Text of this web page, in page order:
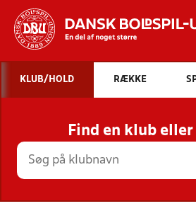
STILLINGER,
HOLD
KLUB/HOLD RÆKKE
Find en klub